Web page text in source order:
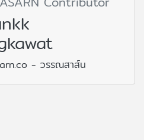
- วรรณสาส์น